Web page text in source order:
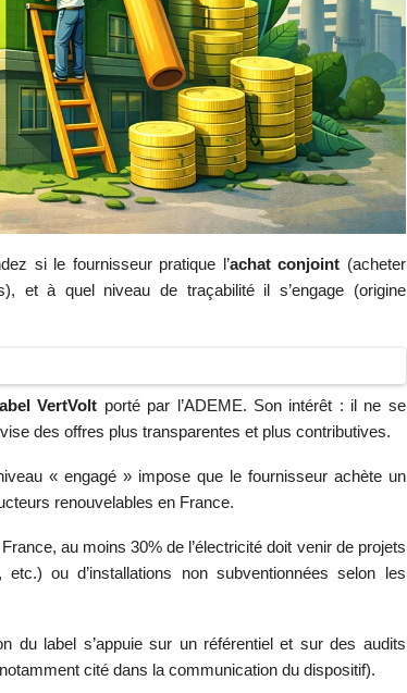
si le fournisseur pratique l’achat conjoint (acheter
et à quel niveau de traçabilité il s’engage (origine
VertVolt porté par l’ADEME. Son intérêt : il ne se
des offres plus transparentes et plus contributives.
« engagé » impose que le fournisseur achète un
renouvelables en France.
au moins 30% de l’électricité doit venir de projets
ou d’installations non subventionnées selon les
du label s’appuie sur un référentiel et sur des audits
cité dans la communication du dispositif).